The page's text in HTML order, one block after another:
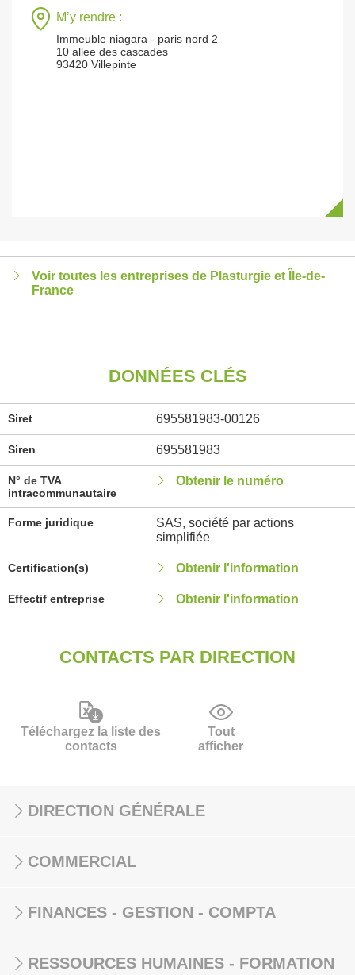
M’y rendre :
Immeuble niagara - paris nord 2
10 allee des cascades
93420 Villepinte
Voir toutes les entreprises de Plasturgie et Île-de-
France
DONNÉES CLÉS
Siret 695581983-00126
Siren 695581983
N° de TVA
intracommunautaire
Obtenir le numéro
Forme juridique
SAS, société par actions
simplifiée
Certification(s) Obtenir l'information
Effectif entreprise Obtenir l'information
CONTACTS PAR DIRECTION
Téléchargez la liste des
contacts
Tout
afficher
DIRECTION GÉNÉRALE
COMMERCIAL
FINANCES - GESTION - COMPTA
RESSOURCES HUMAINES - FORMATION